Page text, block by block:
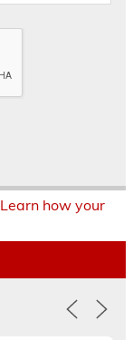
Learn how your